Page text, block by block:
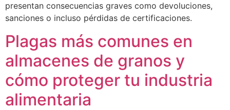
presentan consecuencias graves como devoluciones,
sanciones o incluso pérdidas de certificaciones.
Plagas más comunes en
almacenes de granos y
cómo proteger tu industria
alimentaria